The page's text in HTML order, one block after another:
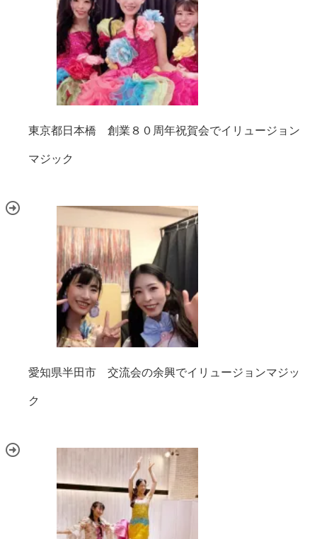
東京都日本橋 創業８０周年祝賀会でイリュージョン
マジック
愛知県半田市 交流会の余興でイリュージョンマジッ
ク